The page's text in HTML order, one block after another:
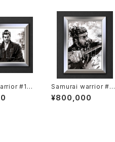
#17
物 】
Samurai warrior #20
（原画）【 一点物 】
¥800,000